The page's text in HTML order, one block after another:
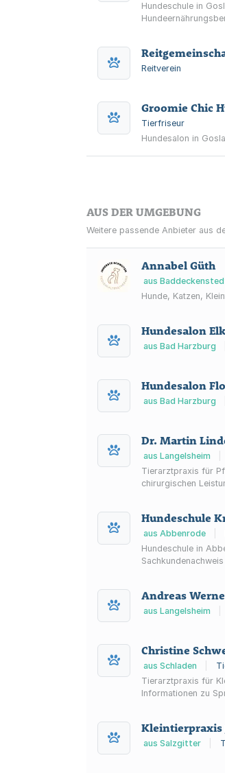
Hundeschule in
Reitverein
Groomie Chic
Tierfriseur
Hundesalon in
AUS DER UMGEBUNG
Weitere passende Anbieter aus
Annabel Güth
aus
Hundesalon
aus Bad Harzburg
Hundesalon
aus Bad Harzburg
Dr. Martin
aus Langelsheim
Tierarztpraxis für
chirurgischen
Hundeschule
aus Abbenrode
Hundeschule in
Andreas
aus Langelsheim
Christine
aus Schladen
Tierarztpraxis für
Informationen zu
Kleintierpraxis
aus Salzgitter